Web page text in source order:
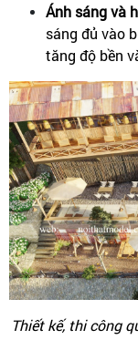
Ánh sáng và
sáng đủ vào
tăng độ bền
Thiết kế, thi công